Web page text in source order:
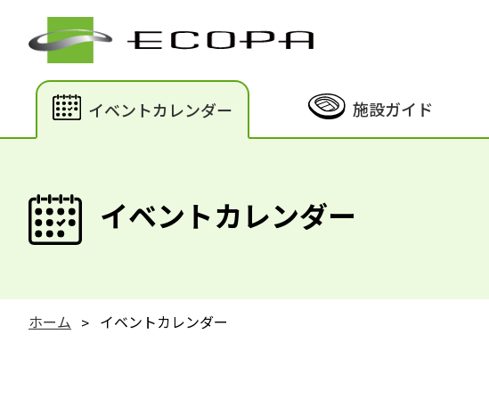
イベントカレンダー 施設ガイド
イベントカレンダー
ホーム イベントカレンダー